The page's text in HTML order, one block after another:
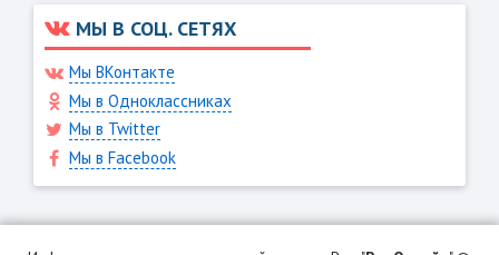
МЫ В СОЦ. СЕТЯХ
Мы ВКонтакте
Мы в Одноклассниках
Мы в Twitter
Мы в Facebook